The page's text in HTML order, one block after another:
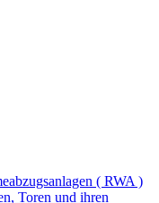
( RWA )
Toren und ihren